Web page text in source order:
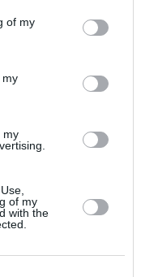
of my
my
my
of my
with the
είσαι κάτι, κατά